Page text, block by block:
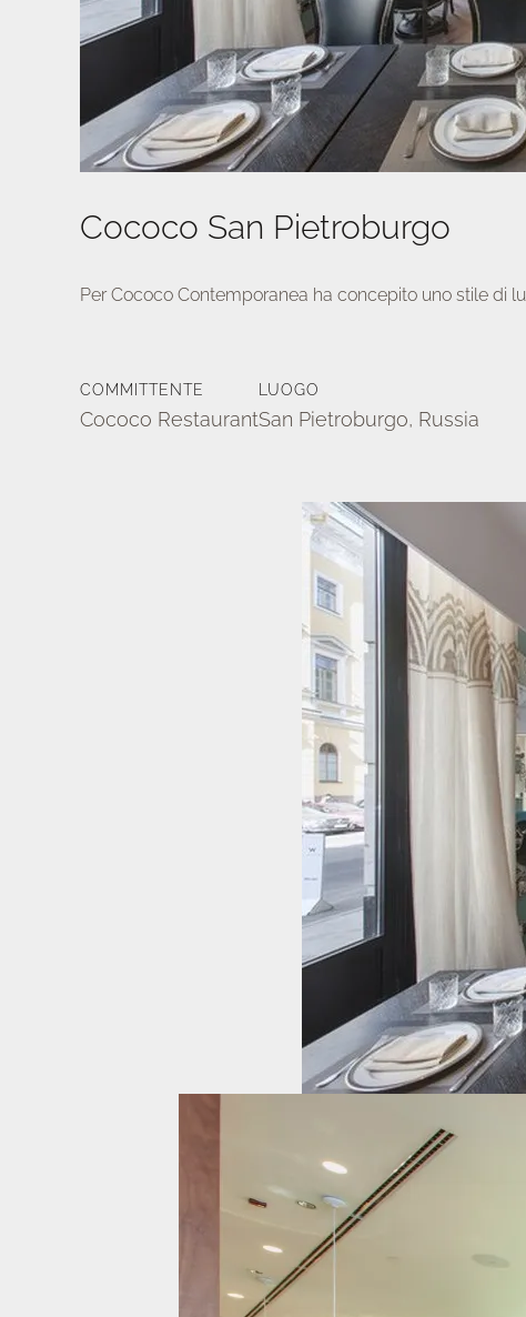
Cococo San Pietroburgo
Per Cococo Contemporanea ha concepito uno stile di
COMMITTENTE
Cococo Restaurant
LUOGO
San Pietroburgo, Russia